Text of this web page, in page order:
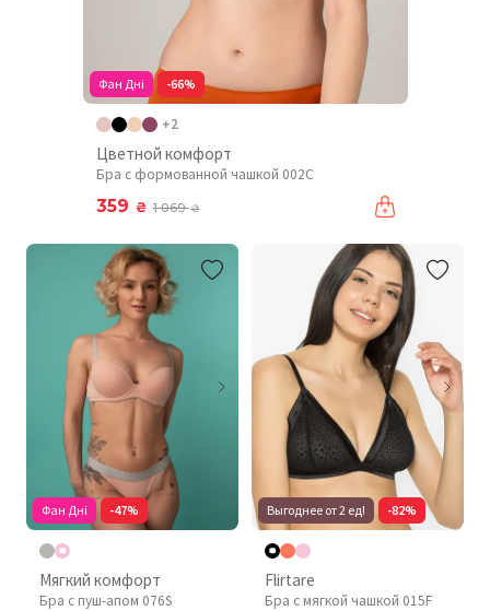
Фан Дні -66%
+2
Цветной комфорт
Бра с формованной чашкой 002C
359 ₴ 1 069₴
Фан Дні -47%
Мягкий комфорт
Бра с пуш-апом 076S
Выгоднее от 2 ед! -82%
Flirtare
Бра с мягкой чашкой 015F